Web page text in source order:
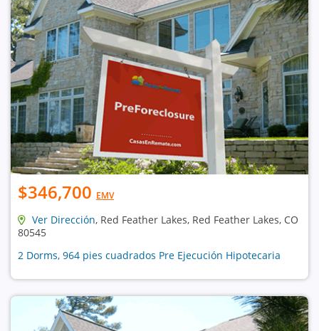
$346,700 EMV
Ver Dirección, Red Feather Lakes, Red Feather Lakes, CO
80545
2 Dorms, 964 pies cuadrados Pre Ejecución Hipotecaria